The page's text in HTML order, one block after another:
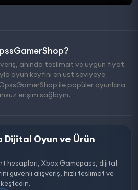
anında teslimat ve uygun fiyat
oyun keyfini en üst seviyeye
ile popüler oyunlara
erişim sağlayın.
Dijital Oyun ve Ürün
hesapları, Xbox Gamepass, dijital
güvenli alışveriş, hızlı teslimat ve